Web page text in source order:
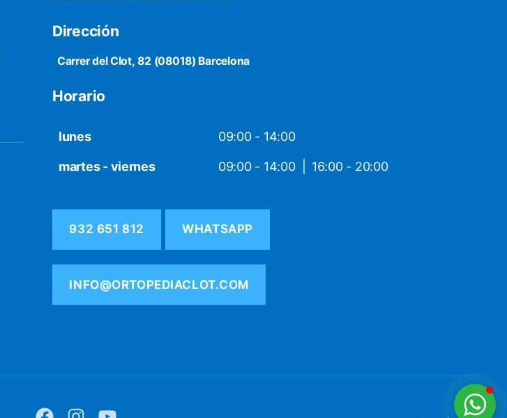
Dirección
Carrer del Clot, 82 (08018) Barcelona
Horario
lunes 09:00 - 14:00
martes - viernes 09:00 - 14:00 16:00 - 20:00
932 651 812 WHATSAPP
INFO@ORTOPEDIACLOT.COM